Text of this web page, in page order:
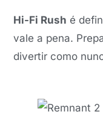
Hi-Fi Rush é
vale a pena.
divertir como